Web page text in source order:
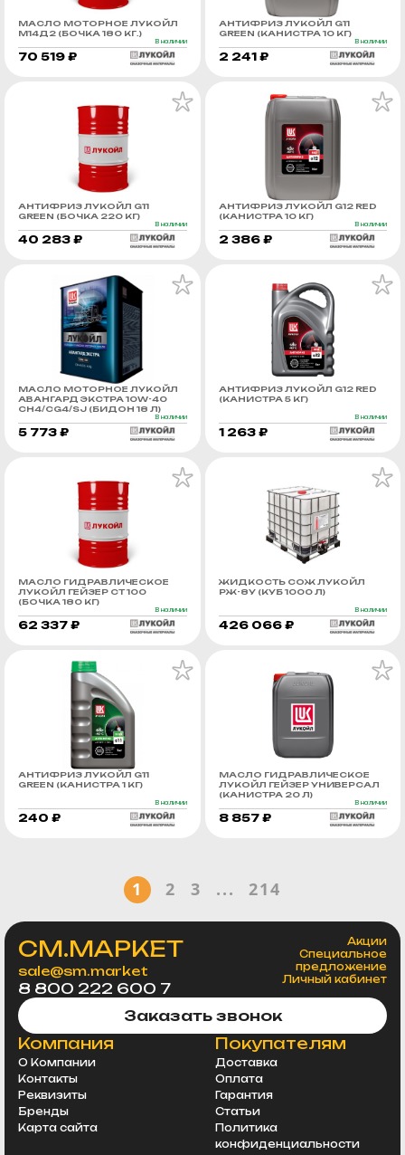
МАСЛО МОТОРНОЕ ЛУКОЙЛ
М14Д2 (БОЧКА 180 КГ.)
В наличии
70 519 ₽
АНТИФРИЗ ЛУКОЙЛ G11
GREEN (КАНИСТРА 10 КГ)
В наличии
2 241 ₽
АНТИФРИЗ ЛУКОЙЛ G11
GREEN (БОЧКА 220 КГ)
В наличии
40 283 ₽
АНТИФРИЗ ЛУКОЙЛ G12 RED
(КАНИСТРА 10 КГ)
В наличии
2 386 ₽
МАСЛО МОТОРНОЕ ЛУКОЙЛ
АВАНГАРД ЭКСТРА 10W-40
CH4/CG4/SJ (БИДОН 18 Л)
В наличии
5 773 ₽
АНТИФРИЗ ЛУКОЙЛ G12 RED
(КАНИСТРА 5 КГ)
В наличии
1 263 ₽
МАСЛО ГИДРАВЛИЧЕСКОЕ
ЛУКОЙЛ ГЕЙЗЕР СТ 100
(БОЧКА 180 КГ)
В наличии
62 337 ₽
ЖИДКОСТЬ СОЖ ЛУКОЙЛ
РЖ-8У (КУБ 1000 Л)
В наличии
426 066 ₽
АНТИФРИЗ ЛУКОЙЛ G11
GREEN (КАНИСТРА 1 КГ)
В наличии
240 ₽
МАСЛО ГИДРАВЛИЧЕСКОЕ
ЛУКОЙЛ ГЕЙЗЕР УНИВЕРСАЛ
(КАНИСТРА 20 Л)
В наличии
8 857 ₽
1 2 3 ... 214
СМ.МАРКЕТ
sale@sm.market
8 800 222 600 7
Акции
Специальное
предложение
Личный кабинет
Заказать звонок
Компания
О Компании
Контакты
Реквизиты
Бренды
Карта сайта
Покупателям
Доставка
Оплата
Гарантия
Статьи
Политика
конфиденциальности